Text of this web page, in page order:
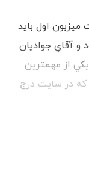
اول بايد
و آقاي جواديان
از مهمترين
در سايت درج
ميزبون تشکر